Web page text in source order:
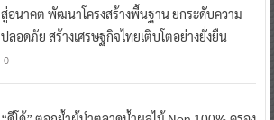
สู่อนาคต พัฒนาโครงสร้างพื้นฐาน ยกระดับความ
ปลอดภัย สร้างเศรษฐกิจไทยเติบโตอย่างยั่งยืน
0